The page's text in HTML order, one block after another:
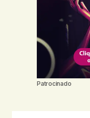
Patrocinado